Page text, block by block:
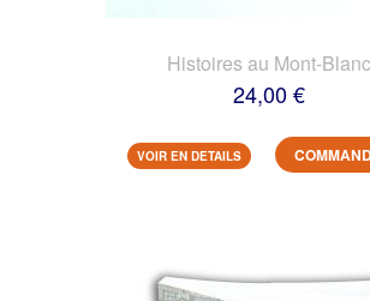
Histoires au Mont-Blanc
24,00 €
VOIR EN DETAILS